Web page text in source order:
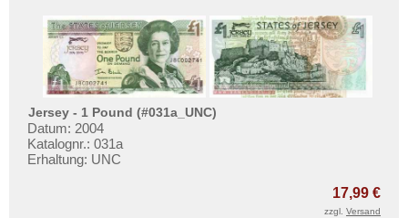
Jersey - 1 Pound (#031a_UNC)
Datum: 2004
Katalognr.: 031a
Erhaltung: UNC
17,99 €
zzgl. Versand